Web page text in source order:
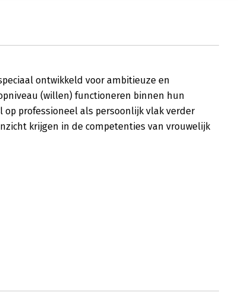
ontwikkeld voor ambitieuze en
(willen) functioneren binnen hun
op professioneel als persoonlijk vlak verder
krijgen in de competenties van vrouwelijk